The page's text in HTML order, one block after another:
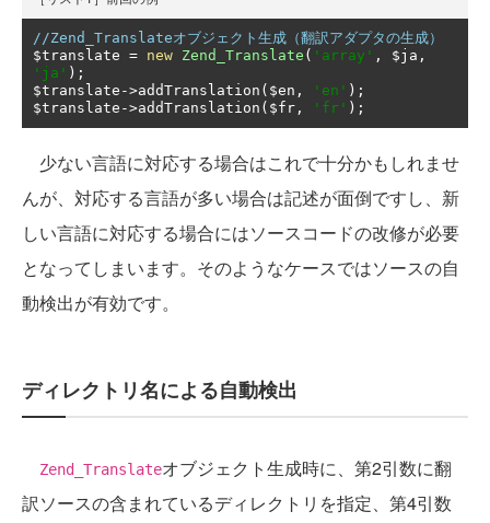
//Zend_Translateオブジェクト生成（翻訳アダプタの生成）
$translate = new Zend_Translate ( 'array' , $ja ,
'ja' );
$translate ->addTranslation ( $en , 'en' );
$translate ->addTranslation ( $fr , 'fr' );
少ない言語に対応する場合はこれで十分かもしれませ
んが、対応する言語が多い場合は記述が面倒ですし、新
しい言語に対応する場合にはソースコードの改修が必要
となってしまいます。そのようなケースではソースの自
動検出が有効です。
ディレクトリ名による自動検出
Zend_Translateオブジェクト生成時に、第2引数に翻
訳ソースの含まれているディレクトリを指定、第4引数